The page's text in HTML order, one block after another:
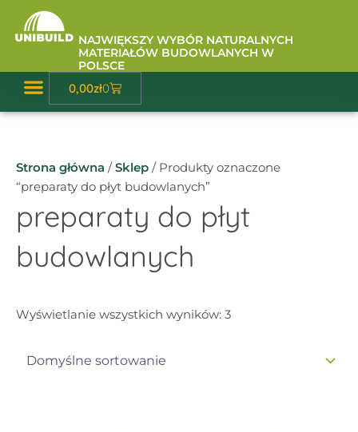
Przejdź
NAJWIĘKSZY WYBÓR NATURALNYCH
MATERIAŁÓW BUDOWLANYCH W
POLSCE
0,00zł0
Wózek
Strona główna /Sklep / Produkty oznaczone
“preparaty do płyt budowlanych”
preparaty do płyt
budowlanych
Wyświetlanie wszystkich wyników: 3